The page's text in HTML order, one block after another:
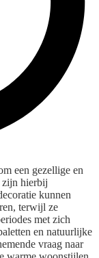
een gezellige en
zijn hierbij
kunnen
terwijl ze
met zich
en natuurlijke
vraag naar